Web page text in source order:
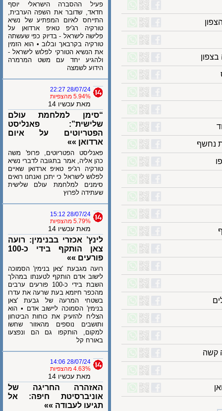
פעיל ההסברה הישראלי יוסף
חדאד, שדובר את השפה הערבית,
התייחס לאיום המפתיע של נשיא
טורקיה רג'יפ טאיפ ארדואן על
פלישה לישראל - בדיוק כפי שעשתה
טורקיה בקרבאך ובלוב • הוא הזמין
את הנשיא הטורקי לפלוש לישראל -
ולהגיע יחד עם משט המרמרה
הידוע לשמצה
28/07/24 22:27
5.94% מהצפיות
מאת עכשיו 14
“סימן למלחמת עולם
שלישית”: פאנליסט
הפטריוטים על איום
ארדואן »»
פאנליסט הפטריוטים, פרופ' משה
כהן אליה, אמר בתגובה לדברי נשיא
טורקיה רג'יפ טאיפ ארדואן שאיים
לפלוש לישראל כי יתכן ואנחנו רואים
סימנים למלחמת עולם שלישית
שעתידה לפרוץ
28/07/24 15:12
5.79% מהצפיות
מאת עכשיו 14
לינץ’ אכזרי בבנימין: רועה
צאן הותקף בידי כ-100
פורעים »»
רועה מגבעת 'צאן בנימין' הסמוכה
לישוב אדם הותקף לטענתו במהלך
השבת בידי כ-100 פורעים ערבים
מהכפר חיזמא בעת שרעה את עדרו
בשטחי המרעה של גבעת 'צאן
בנימין' הסמוכה ליישוב אדם • הוא
הצליח להזעיק את כוחות הביטחון
ותושבים נוספים מהאזור שחשו
למקום, הותקפו גם הם ונפצעו
באורח קל
28/07/24 14:06
4.63% מהצפיות
מאת עכשיו 14
האזהרה החריגה של
אוניברסיטת חיפה: אל
תגיעו לעבודה »»